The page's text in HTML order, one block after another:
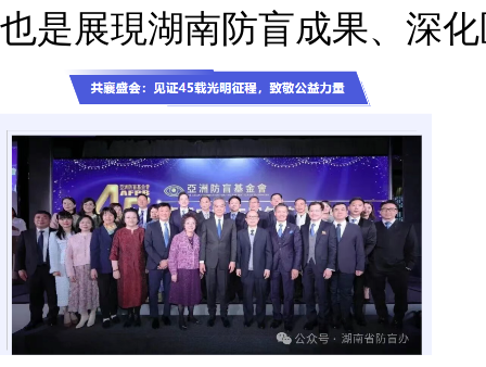
也是展現湖南防盲成果、深